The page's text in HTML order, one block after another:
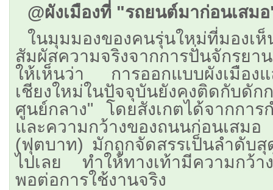
@ผังเมืองที่ "รถยนต์มาก่อนเสม
ในมุมมองของคนรุ่นใหม่ที่มองเห็
สัมผัสความจริงจากการปั่นจักรยา
ให้เห็นว่า การออกแบบผังเมืองแ
เชียงใหม่ในปัจจุบันยังคงติดกับดั
ศูนย์กลาง" โดยสังเกตได้จากกา
และความกว้างของถนนก่อนเสม
(ฟุตบาท) มักถูกจัดสรรเป็นลำดับ
ไปเลย ทำให้ทางเท้ามีความกว้า
พอต่อการใช้งานจริง